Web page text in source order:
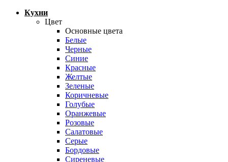
Кухни
Цвет
Основные цвета
Белые
Черные
Синие
Красные
Желтые
Зеленые
Коричневые
Голубые
Оранжевые
Розовые
Салатовые
Серые
Бордовые
Сиреневые